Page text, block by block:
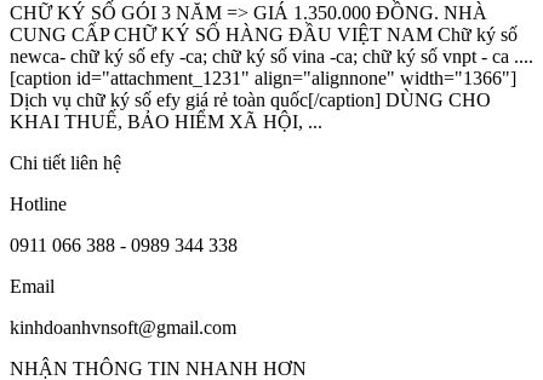
CHỮ KÝ SỐ GÓI 3 NĂM => GIÁ 1.350.000 ĐỒNG. NHÀ
CUNG CẤP CHỮ KÝ SỐ HÀNG ĐẦU VIỆT NAM Chữ ký số
newca- chữ ký số efy -ca; chữ ký số vina -ca; chữ ký số vnpt - ca ....
[caption id="attachment_1231" align="alignnone" width="1366"]
Dịch vụ chữ ký số efy giá rẻ toàn quốc[/caption] DÙNG CHO
KHAI THUẾ, BẢO HIỂM XÃ HỘI, ...
Chi tiết liên hệ
Hotline
0911 066 388 - 0989 344 338
Email
kinhdoanhvnsoft@gmail.com
NHẬN THÔNG TIN NHANH HƠN